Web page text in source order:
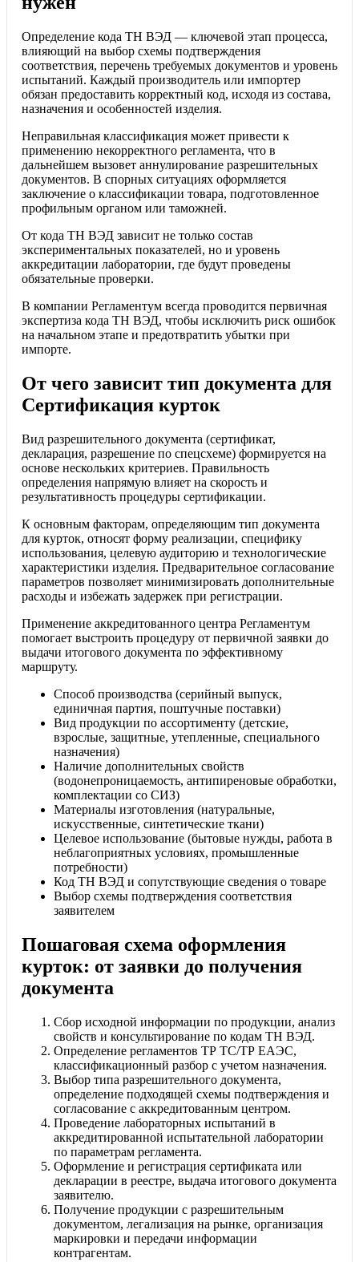
Определение кода ТН ВЭД — ключевой этап процесса,
влияющий на выбор схемы подтверждения
соответствия, перечень требуемых документов и уровень
испытаний. Каждый производитель или импортер
обязан предоставить корректный код, исходя из состава,
назначения и особенностей изделия.
Неправильная классификация может привести к
применению некорректного регламента, что в
дальнейшем вызовет аннулирование разрешительных
документов. В спорных ситуациях оформляется
заключение о классификации товара, подготовленное
профильным органом или таможней.
От кода ТН ВЭД зависит не только состав
экспериментальных показателей, но и уровень
аккредитации лаборатории, где будут проведены
обязательные проверки.
В компании Регламентум всегда проводится первичная
экспертиза кода ТН ВЭД, чтобы исключить риск ошибок
на начальном этапе и предотвратить убытки при
импорте.
От чего зависит тип документа для
Сертификация курток
Вид разрешительного документа (сертификат,
декларация, разрешение по спецсхеме) формируется на
основе нескольких критериев. Правильность
определения напрямую влияет на скорость и
результативность процедуры сертификации.
К основным факторам, определяющим тип документа
для курток, относят форму реализации, специфику
использования, целевую аудиторию и технологические
характеристики изделия. Предварительное согласование
параметров позволяет минимизировать дополнительные
расходы и избежать задержек при регистрации.
Применение аккредитованного центра Регламентум
помогает выстроить процедуру от первичной заявки до
выдачи итогового документа по эффективному
маршруту.
Способ производства (серийный выпуск,
единичная партия, поштучные поставки)
Вид продукции по ассортименту (детские,
взрослые, защитные, утепленные, специального
назначения)
Наличие дополнительных свойств
(водонепроницаемость, антипиреновые обработки,
комплектации со СИЗ)
Материалы изготовления (натуральные,
искусственные, синтетические ткани)
Целевое использование (бытовые нужды, работа в
неблагоприятных условиях, промышленные
потребности)
Код ТН ВЭД и сопутствующие сведения о товаре
Выбор схемы подтверждения соответствия
заявителем
Пошаговая схема оформления
курток: от заявки до получения
документа
Сбор исходной информации по продукции, анализ
свойств и консультирование по кодам ТН ВЭД.
Определение регламентов ТР ТС/ТР ЕАЭС,
классификационный разбор с учетом назначения.
Выбор типа разрешительного документа,
определение подходящей схемы подтверждения и
согласование с аккредитованным центром.
Проведение лабораторных испытаний в
аккредитированной испытательной лаборатории
по параметрам регламента.
Оформление и регистрация сертификата или
декларации в реестре, выдача итогового документа
заявителю.
Получение продукции с разрешительным
документом, легализация на рынке, организация
маркировки и передачи информации
контрагентам.